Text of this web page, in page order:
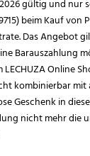
gültig und
beim Kauf von
Das Angebot
Barauszahlung
Online
kombinierbar
Geschenk in
nicht mehr die